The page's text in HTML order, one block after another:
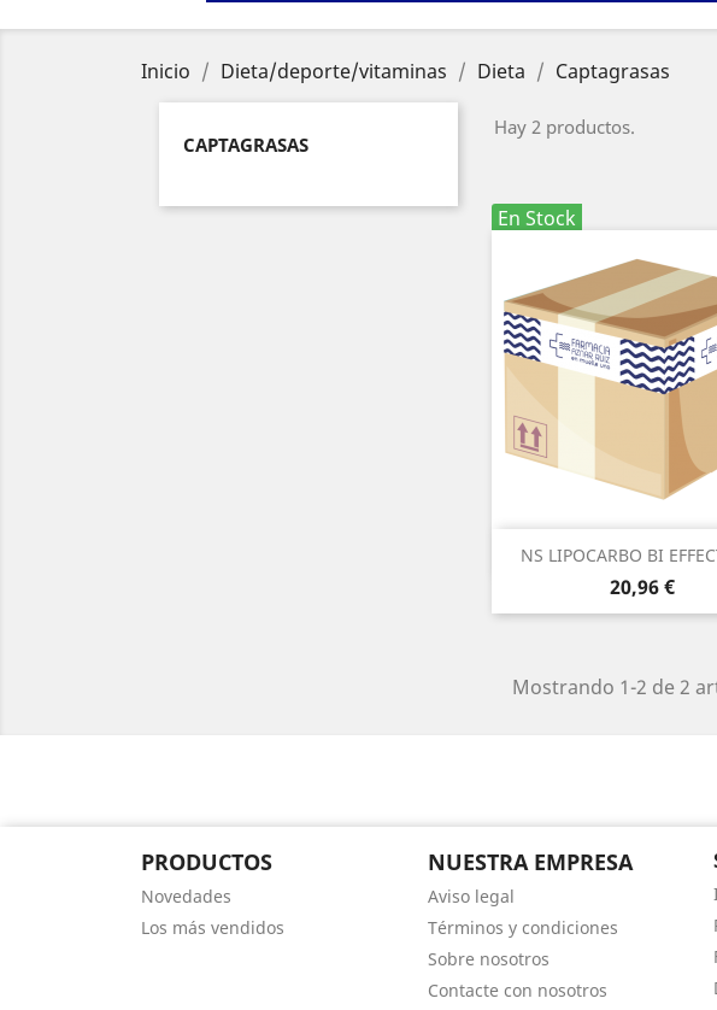
Inicio Dieta/deporte/vitaminas Dieta Captagrasas
CAPTAGRASAS
Hay 2 productos.
En Stock
NS LIPOCARBO BI
Precio
20,96 €
Vista rápida
Mostrando 1-2 de 2
PRODUCTOS
Novedades
Los más vendidos
NUESTRA EMPRESA
Aviso legal
Términos y condiciones
Sobre nosotros
Contacte con nosotros